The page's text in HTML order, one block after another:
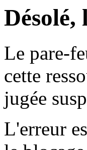
Désolé,
Le pare-
cette
jugée
L'erreur